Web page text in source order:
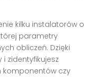
kilku instalatorów o
parametry
obliczeń. Dzięki
zidentyfikujesz
komponentów czy